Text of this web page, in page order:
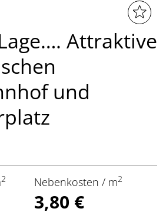
Attraktive
und
2 Nebenkosten / m2
3,80 €